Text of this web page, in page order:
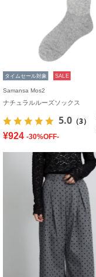
タイムセール対象 SALE
Samansa Mos2
ナチュラルルーズソックス
5.0 （3）
¥924 -30%OFF-